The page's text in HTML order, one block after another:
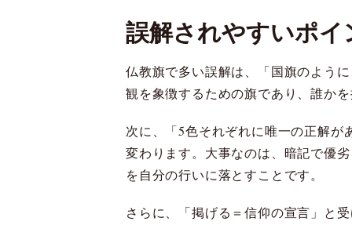
誤解されやすいポ
仏教旗で多い誤解は、「国旗のよう
観を象徴するための旗であり、誰か
次に、「5色それぞれに唯一の正解
変わります。大事なのは、暗記で優
を自分の行いに落とすことです。
さらに、「掲げる＝信仰の宣言」と